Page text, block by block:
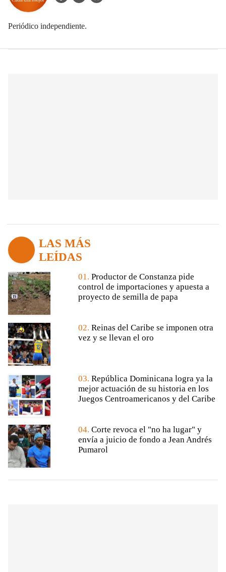
Periódico independiente.
LAS MÁS
LEÍDAS
01. Productor de Constanza pide
control de importaciones y apuesta a
proyecto de semilla de papa
02. Reinas del Caribe se imponen otra
vez y se llevan el oro
03. República Dominicana logra ya la
mejor actuación de su historia en los
Juegos Centroamericanos y del Caribe
04. Corte revoca el "no ha lugar" y
envía a juicio de fondo a Jean Andrés
Pumarol